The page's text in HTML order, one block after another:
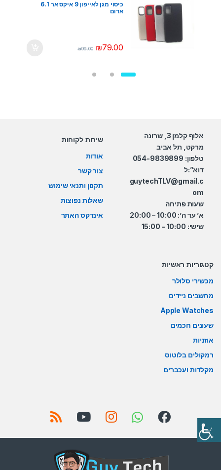
כיסוי מגן לאייפון 9 איקס אר 6.1
אדום
₪79.00
₪99.00
אלוף קלמן 3, שרונה
מרקט, תל אביב
טלפון: 054-9839899
דוא”:ל
guytechTLV@gmail.c
om
שעות פתיחה
א’ עד ה’: 10:00 – 20:00
שישי: 10:00 – 15:00
שירות לקוחות
אודות
צור קשר
תקנון ותנאי שימוש
שאלות נפוצות
אינדקס האתר
קטגוריות ראשיות
מכשירי סלולר
מחשבים ניידים
Apple Watches
שעונים חכמים
אוזניות
רמקולים בלוטוס
מקלדות ועכברים